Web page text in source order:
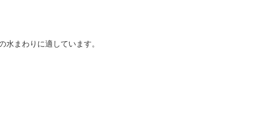
水まわりに適しています。